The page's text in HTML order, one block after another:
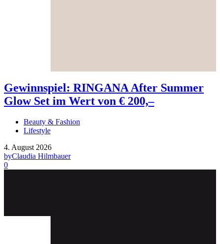
Gewinnspiel: RINGANA After Summer
Glow Set im Wert von € 200,–
Beauty & Fashion
Lifestyle
4. August 2026
byClaudia Hilmbauer
0